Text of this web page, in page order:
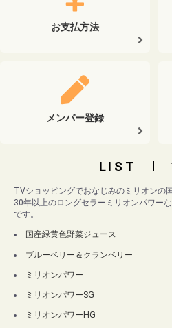
お支払方法
メンバー登録
LIST
TVショッピングでおなじみのミリオンの
30年以上のロングセラーミリオンパワー
です。
国産緑黄色野菜ジュース
ブルーベリー＆クランベリー
ミリオンパワー
ミリオンパワーSG
ミリオンパワーHG